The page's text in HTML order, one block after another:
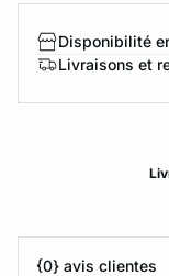
Disponibilité
Livraisons et
{0} avis clientes